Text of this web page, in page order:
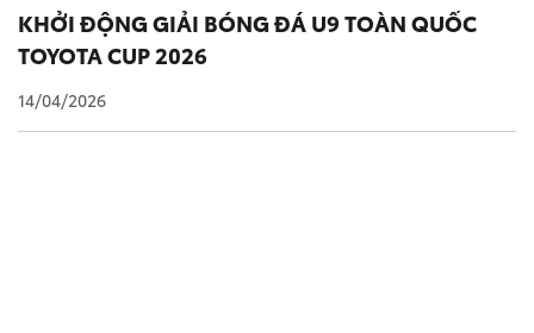
KHỞI ĐỘNG GIẢI BÓNG ĐÁ U9 TOÀN QUỐC
TOYOTA CUP 2026
14/04/2026